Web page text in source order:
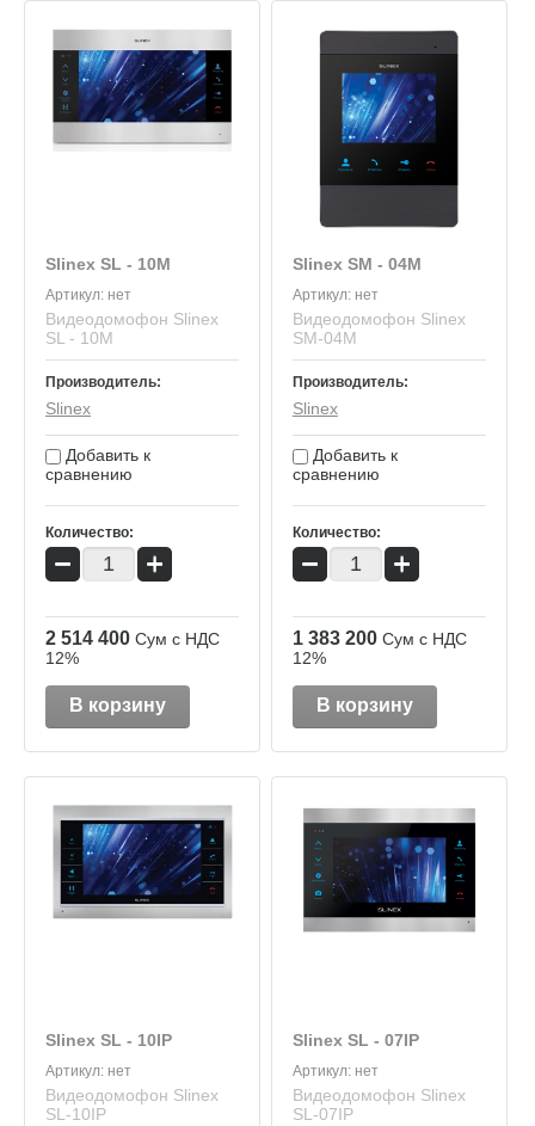
Slinex SL ‑ 10M
Артикул: нет
Видеодомофон Slinex
SL ‑ 10M
Производитель:
Slinex
Добавить к
сравнению
Количество:
− +
2 514 400 Сум с НДС
12%
В корзину
Slinex SM - 04M
Артикул:нет
Видеодомофон Slinex
SM-04M
Производитель:
Slinex
Добавить к
сравнению
Количество:
− +
1 383 200 Сум с НДС
12%
В корзину
Slinex SL ‑ 10IP
Артикул: нет
Видеодомофон Slinex
SL‑10IP
Slinex SL ‑ 07IP
Артикул:нет
Видеодомофон Slinex
SL‑07IP